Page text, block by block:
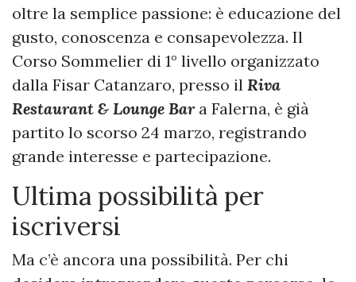
oltre la semplice passione: è educazione del
gusto, conoscenza e consapevolezza. Il
Corso Sommelier di 1° livello organizzato
dalla Fisar Catanzaro, presso il Riva
Restaurant & Lounge Bar a Falerna, è già
partito lo scorso 24 marzo, registrando
grande interesse e partecipazione.
Ultima possibilità per
iscriversi
Ma c’è ancora una possibilità. Per chi